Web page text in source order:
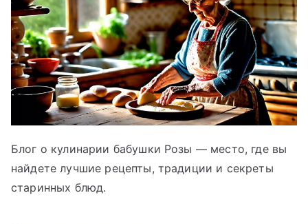
Блог о кулинарии бабушки Розы — место, где вы
найдете лучшие рецепты, традиции и секреты
старинных блюд.